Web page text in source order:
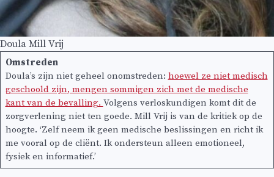
Doula Mill Vrij
Omstreden
Doula’s zijn niet geheel onomstreden: hoewel ze niet medisch
geschoold zijn, mengen sommigen zich met de medische
kant van de bevalling. Volgens verloskundigen komt dit de
zorgverlening niet ten goede. Mill Vrij is van de kritiek op de
hoogte. ‘Zelf neem ik geen medische beslissingen en richt ik
me vooral op de cliënt. Ik ondersteun alleen emotioneel,
fysiek en informatief.’